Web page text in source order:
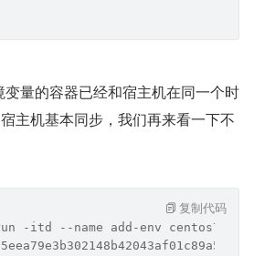
量的容器已经和宿主机在同一个时
主机基本同步，我们再来看一下不
-itd --name add-env centos7.2-
复制代码